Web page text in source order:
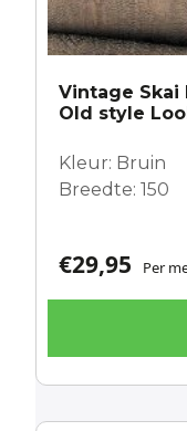
Vintage
Old style
Kleur: Bruin
Breedte: 150
€29,95 Per